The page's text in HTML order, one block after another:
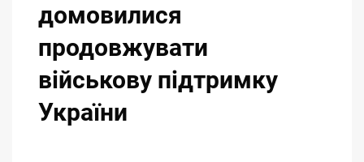
домовилися
продовжувати
військову підтримку
України